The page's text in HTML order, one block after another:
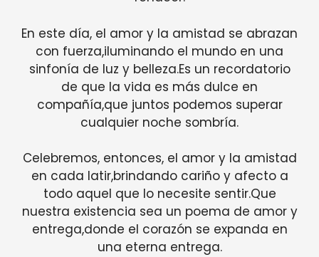
En este día, el amor y la amistad se abrazan
con fuerza,iluminando el mundo en una
sinfonía de luz y belleza.Es un recordatorio
de que la vida es más dulce en
compañía,que juntos podemos superar
cualquier noche sombría.
Celebremos, entonces, el amor y la amistad
en cada latir,brindando cariño y afecto a
todo aquel que lo necesite sentir.Que
nuestra existencia sea un poema de amor y
entrega,donde el corazón se expanda en
una eterna entrega.